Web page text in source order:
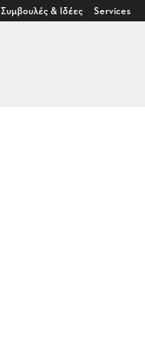
Συμβουλές & Ιδέες Services